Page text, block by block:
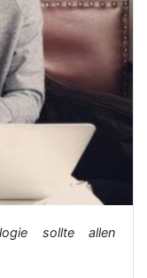
sollte allen